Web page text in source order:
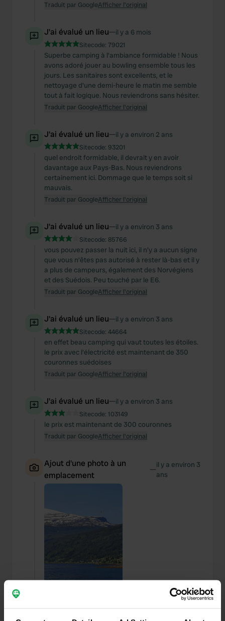
Traduit par GoogleAfficher l'original
J'ai évalué un lieu—il y a 6 mois
Sitecode: 79021
Superbe camping à l'ambiance formidable ! Nous
avons adoré jouer au bowling ensemble tous les
jours. Les sanitaires sont excellents, et le
nettoyage d'une demi-heure le matin me semble
tout à fait logique. Nous reviendrons sans hésiter.
Traduit par GoogleAfficher l'original
J'ai évalué un lieu—il y a environ 2 ans
Sitecode: 93201
quel endroit formidable, il devrait y en avoir
davantage aux Pays-Bas. Nous reviendrons
certainement ici. Dommage que le temps soit si
mauvais.
Traduit par GoogleAfficher l'original
J'ai évalué un lieu—il y a environ 3 ans
Sitecode: 85766
vous pouvez passer la nuit ici, il n'y a aucun signe
que vous n'êtes pas autorisé à rester là-bas et il y
a plus de campeurs, également des Norvégiens
et des Suédois. Peu touché par le E6.
Traduit par GoogleAfficher l'original
J'ai évalué un lieu—il y a environ 3 ans
Sitecode: 44664
en effet beau camping qui vaut toutes les étoiles.
le prix avec l'électricité est maintenant de 350
couronnes suédoises
Traduit par GoogleAfficher l'original
J'ai évalué un lieu—il y a environ 3 ans
Sitecode: 103149
le prix est maintenant de 300 couronnes
Traduit par GoogleAfficher l'original
Ajout d'une photo à un
emplacement
—il y a environ 3
ans